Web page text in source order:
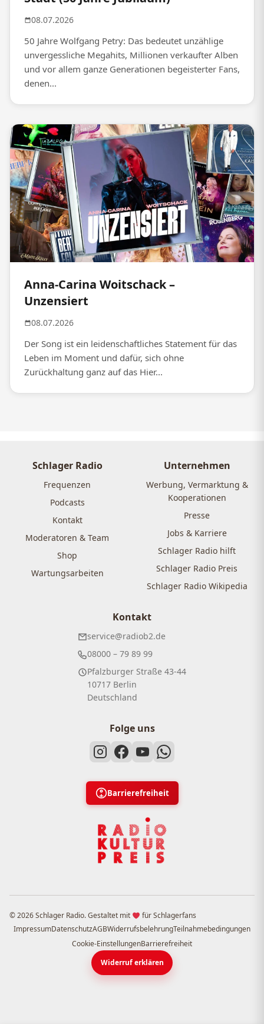
08.07.2026
50 Jahre Wolfgang Petry: Das bedeutet unzählige
unvergessliche Megahits, Millionen verkaufter Alben
und vor allem ganze Generationen begeisterter Fans,
denen...
Anna-Carina Woitschack –
Unzensiert
08.07.2026
Der Song ist ein leidenschaftliches Statement für das
Leben im Moment und dafür, sich ohne
Zurückhaltung ganz auf das Hier...
Schlager Radio
Frequenzen
Podcasts
Kontakt
Moderatoren & Team
Shop
Wartungsarbeiten
Unternehmen
Werbung, Vermarktung &
Kooperationen
Presse
Jobs & Karriere
Schlager Radio hilft
Schlager Radio Preis
Schlager Radio Wikipedia
Kontakt
service@radiob2.de
08000 – 79 89 99
Pfalzburger Straße 43-44
10717 Berlin
Deutschland
Folge uns
Barrierefreiheit
© 2026 Schlager Radio. Gestaltet mit
für Schlagerfans
ImpressumDatenschutzAGBWiderrufsbelehrungTeilnahmebedingungen
Cookie-EinstellungenBarrierefreiheit
Widerruf erklären